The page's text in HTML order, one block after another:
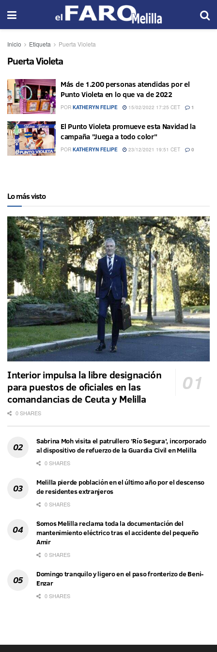
Inicio Etiqueta Puerta Violeta
Puerta Violeta
Más de 1.200 personas atendidas por el
Punto Violeta en lo que va de 2022
POR KATHERYN FELIPE 15/02/2022 17:25 CET 1
El Punto Violeta promueve esta Navidad la
campaña "Juega a todo color"
POR KATHERYN FELIPE 23/12/2021 19:51 CET 0
Lo más visto
Interior impulsa la libre designación
para puestos de oficiales en las
comandancias de Ceuta y Melilla
0 SHARES
Sabrina Moh visita el patrullero ‘Río Segura’, incorporado
al dispositivo de refuerzo de la Guardia Civil en Melilla
0 SHARES
Melilla pierde población en el último año por el descenso
de residentes extranjeros
0 SHARES
Somos Melilla reclama toda la documentación del
mantenimiento eléctrico tras el accidente del pequeño
Amir
0 SHARES
Domingo tranquilo y ligero en el paso fronterizo de Beni-
Enzar
0 SHARES